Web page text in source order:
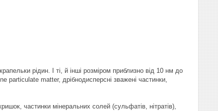
рідин. І ті, й інші розміром приблизно від 10 нм до
matter, дрібнодисперсні зважені частинки,
частинки мінеральних солей (сульфатів, нітратів),